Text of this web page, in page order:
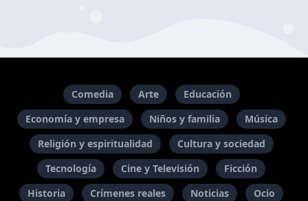
Comedia Arte
Educación
Economía y empresa
Niños y familia
Música
Religión y espiritualidad
Cultura y sociedad
Tecnología
Cine y Televisión
Ficción
Historia
Crímenes reales Noticias
Ocio